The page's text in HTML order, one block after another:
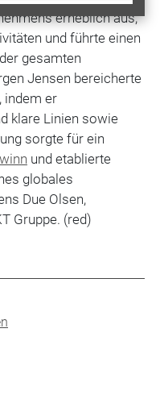
erheblich aus,
und führte einen
gesamten
Jensen bereicherte
indem er
klare Linien sowie
sorgte für ein
und etablierte
globales
Due Olsen,
Gruppe. (red)